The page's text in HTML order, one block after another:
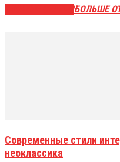
БОЛЬШЕ
Современные стили
неоклассика